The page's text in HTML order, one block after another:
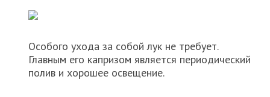
Особого ухода за собой лук не требует.
Главным его капризом является периодический
полив и хорошее освещение.